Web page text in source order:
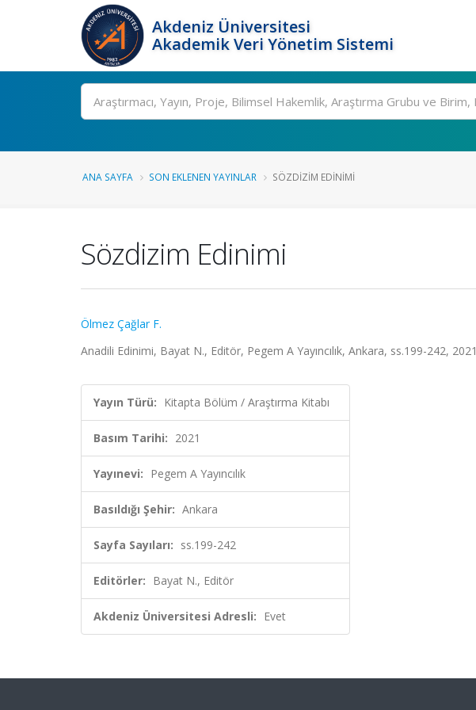
Akdeniz Üniversitesi
Akademik Veri Yönetim Sistemi
Ara
ANA SAYFA SON EKLENEN YAYINLAR SÖZDIZIM EDINIMI
Sözdizim Edinimi
Ölmez Çağlar F.
Anadili Edinimi, Bayat N., Editör, Pegem A Yayıncılık, Ankara, ss.199-242, 2021
Yayın Türü: Kitapta Bölüm / Araştırma Kitabı
Basım Tarihi: 2021
Yayınevi: Pegem A Yayıncılık
Basıldığı Şehir: Ankara
Sayfa Sayıları: ss.199-242
Editörler: Bayat N., Editör
Akdeniz Üniversitesi Adresli: Evet